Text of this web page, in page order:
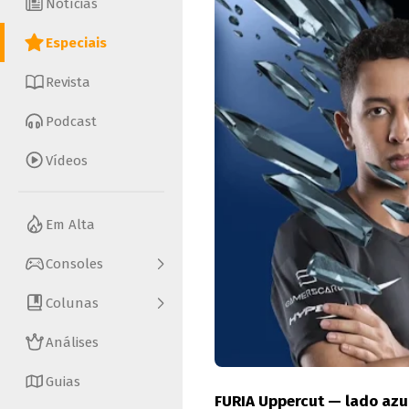
Especiais
Revista
Podcast
Vídeos
Em Alta
Consoles
Colunas
Análises
Guias
FURIA Uppercut — lado